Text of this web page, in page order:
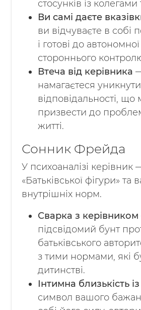
стосунків із
Ви самі даєте
ви відчуваєте в собі
і готові до
стороннього
Втеча від керівника
намагаєтеся уникнути
відповідальності,
призвести до
житті.
Сонник Фрейда
У психоаналізі
«Батьківської фігури» та
внутрішніх норм.
Сварка з керівником
підсвідомий бунт
батьківського
з тими нормами, які
дитинстві.
Інтимна близькість
символ вашого